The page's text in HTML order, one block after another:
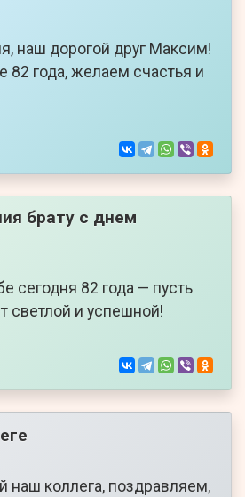
наш дорогой друг Максим!
82 года, желаем счастья и
брату с днем
сегодня 82 года — пусть
светлой и успешной!
наш коллега, поздравляем,